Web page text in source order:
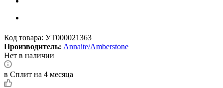
Код товара: УТ000021363
Производитель: Annaite/Amberstone
Нет в наличии
в Сплит на 4 месяца